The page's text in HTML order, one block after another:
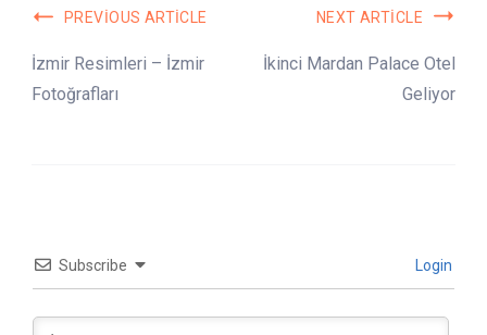
Post
Navigation
PREVIOUS ARTICLE
İzmir Resimleri – İzmir
Fotoğrafları
NEXT ARTICLE
İkinci Mardan Palace Otel
Geliyor
Subscribe Login